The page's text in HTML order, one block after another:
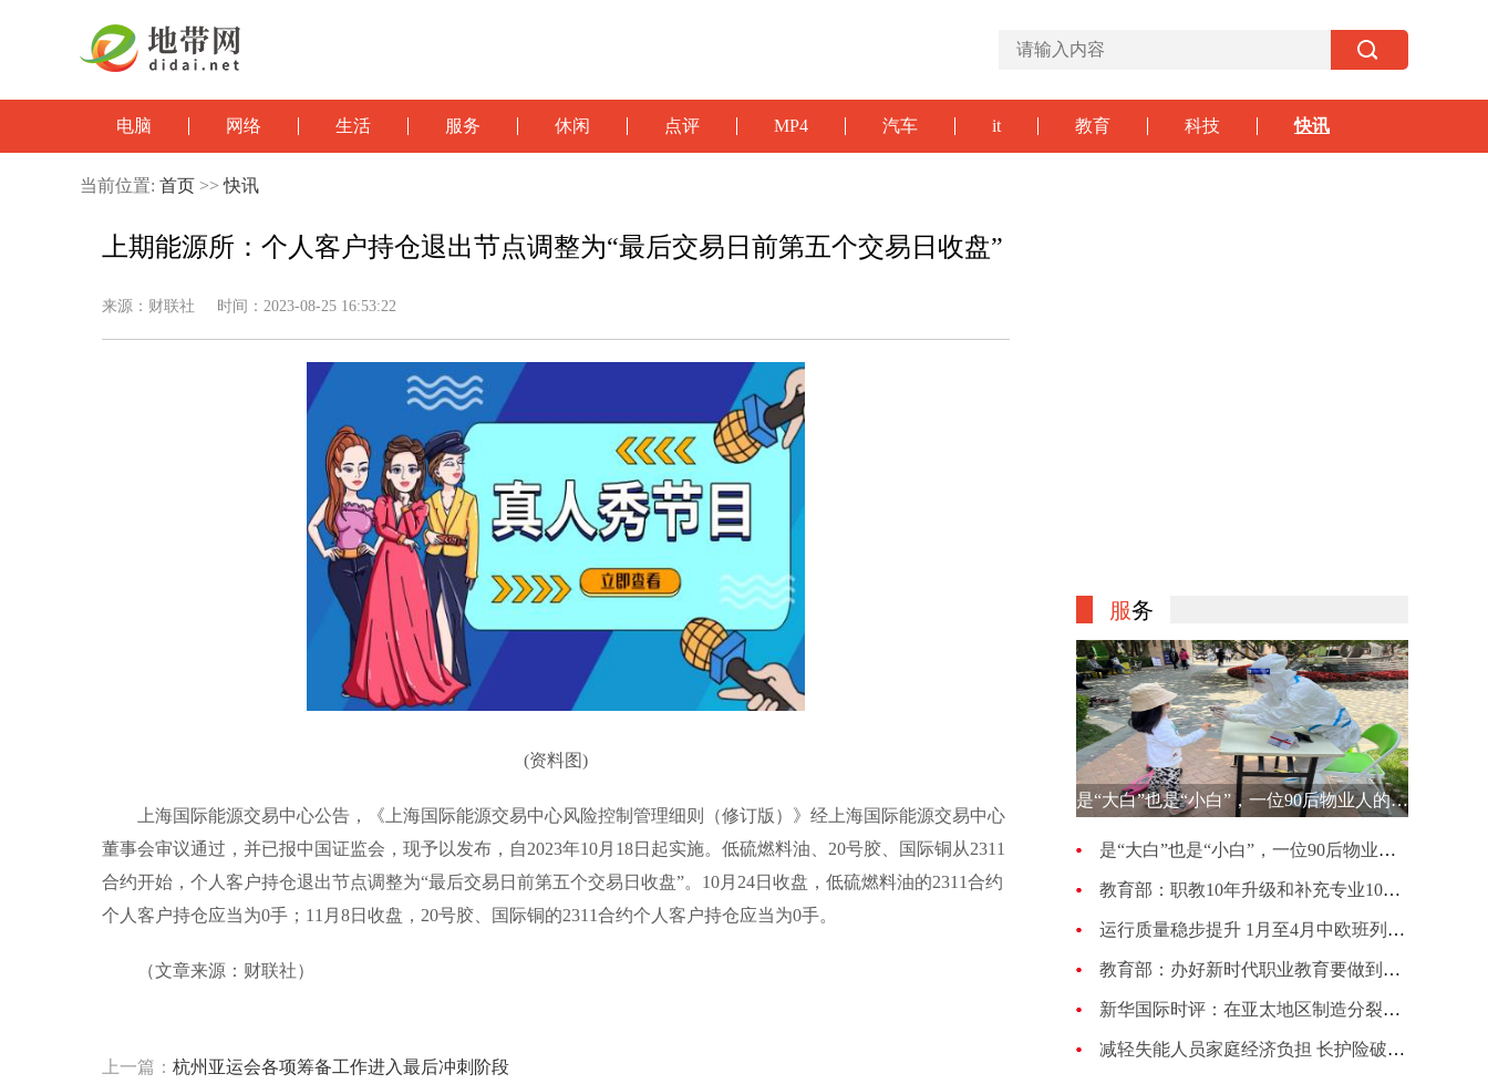
电脑 网络 生活 服务 休闲 点评 MP4 汽车 it 教育 科技 快讯
当前位置: 首页 >>快讯
上期能源所：个人客户持仓退出节点调整为“最后交易日前第五个交易日收盘”
来源：财联社 时间：2023-08-25 16:53:22
(资料图)
上海国际能源交易中心公告，《上海国际能源交易中心风险控制管理细则（修订版）》经上海国际能源交易中心
董事会审议通过，并已报中国证监会，现予以发布，自2023年10月18日起实施。低硫燃料油、20号胶、国际铜从2311
合约开始，个人客户持仓退出节点调整为“最后交易日前第五个交易日收盘”。10月24日收盘，低硫燃料油的2311合约
个人客户持仓应当为0手；11月8日收盘，20号胶、国际铜的2311合约个人客户持仓应当为0手。
（文章来源：财联社）
上一篇： 杭州亚运会各项筹备工作进入最后冲刺阶段
服务
是“大白”也是“小白”，一位90后物业人的选择
是“大白”也是“小白”，一位90后物业人的选择
教育部：职教10年升级和补充专业1007种 更新幅度超70%
运行质量稳步提升 1月至4月中欧班列累计开行4813列
教育部：办好新时代职业教育要做到五个“必须坚持”
新华国际时评：在亚太地区制造分裂对抗的图谋注定失败
减轻失能人员家庭经济负担 长护险破局养老困境